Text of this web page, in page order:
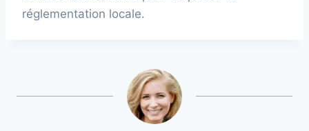
réglementation locale.